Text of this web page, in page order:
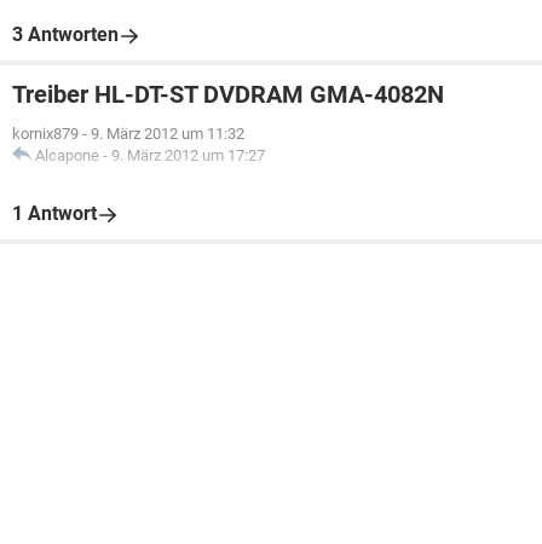
3 Antworten
Treiber HL-DT-ST DVDRAM GMA-4082N
kornix879 - 9. März 2012 um 11:32
Alcapone - 9. März 2012 um 17:27
1 Antwort